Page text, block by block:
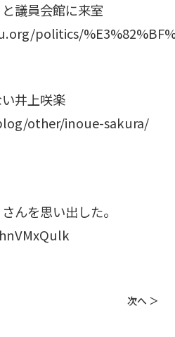
議員会館に来室
politics/
井上咲楽
other/inoue-sakura/
んを思い出した。
次へ ＞